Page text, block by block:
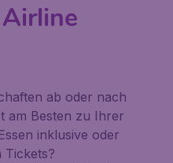
ab oder nach
am Besten zu Ihrer
inklusive oder
Tickets?